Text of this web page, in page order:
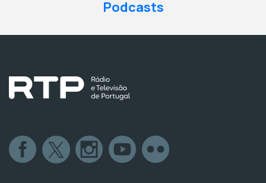
Podcasts